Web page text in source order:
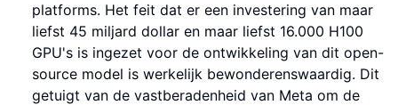
platforms. Het feit dat er een investering van maar
liefst 45 miljard dollar en maar liefst 16.000 H100
GPU's is ingezet voor de ontwikkeling van dit open-
source model is werkelijk bewonderenswaardig. Dit
getuigt van de vastberadenheid van Meta om de